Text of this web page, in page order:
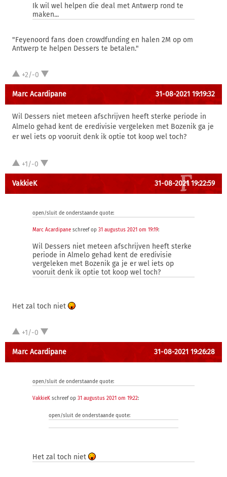
Ik wil wel helpen die deal met Antwerp rond te
maken...
"Feyenoord fans doen crowdfunding en halen 2M op om
Antwerp te helpen Dessers te betalen."
+2/-0
Marc Acardipane 31-08-2021 19:19:32
Wil Dessers niet meteen afschrijven heeft sterke periode in
Almelo gehad kent de eredivisie vergeleken met Bozenik ga je
er wel iets op vooruit denk ik optie tot koop wel toch?
+1/-0
VakkieK 31-08-2021 19:22:59
open/sluit de onderstaande quote:
Marc Acardipane schreef op 31 augustus 2021 om 19:19:
Wil Dessers niet meteen afschrijven heeft sterke
periode in Almelo gehad kent de eredivisie
vergeleken met Bozenik ga je er wel iets op
vooruit denk ik optie tot koop wel toch?
Het zal toch niet
+1/-0
Marc Acardipane 31-08-2021 19:26:28
open/sluit de onderstaande quote:
VakkieK schreef op 31 augustus 2021 om 19:22:
open/sluit de onderstaande quote:
Het zal toch niet